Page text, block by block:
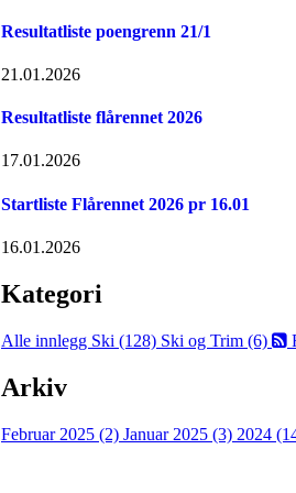
Resultatliste poengrenn 21/1
21.01.2026
Resultatliste flårennet 2026
17.01.2026
Startliste Flårennet 2026 pr 16.01
16.01.2026
Kategori
Alle innlegg Ski (128) Ski og Trim (6)
Arkiv
Februar 2025 (2) Januar 2025 (3) 2024